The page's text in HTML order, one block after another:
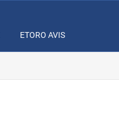
ETORO AVIS